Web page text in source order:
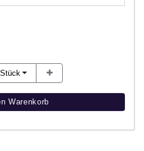
Stück
Warenkorb